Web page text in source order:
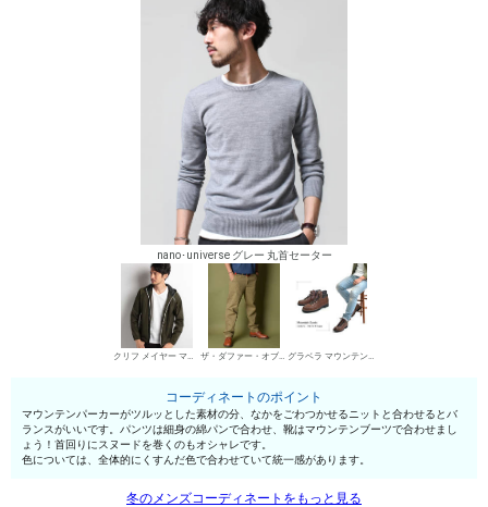
nano･universe グレー 丸首セーター
クリフ メイヤー マウンテンパーカー ザ・ダファー・オブ・セントジョージ チノパン・綿パン グラベラ マウンテンブーツ
コーディネートのポイント
マウンテンパーカーがツルッとした素材の分、なかをごわつかせるニットと合わせるとバ
ランスがいいです。パンツは細身の綿パンで合わせ、靴はマウンテンブーツで合わせまし
ょう！首回りにスヌードを巻くのもオシャレです。
色については、全体的にくすんだ色で合わせていて統一感があります。
冬のメンズコーディネートをもっと見る